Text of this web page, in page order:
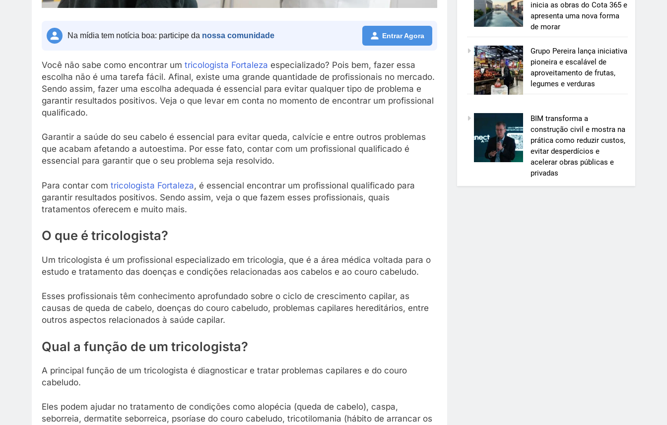
Na mídia tem notícia boa: participe da nossa comunidade Entrar Agora
Você não sabe como encontrar um tricologista Fortaleza especializado? Pois bem, fazer essa
escolha não é uma tarefa fácil. Afinal, existe uma grande quantidade de profissionais no mercado.
Sendo assim, fazer uma escolha adequada é essencial para evitar qualquer tipo de problema e
garantir resultados positivos. Veja o que levar em conta no momento de encontrar um profissional
qualificado.
Garantir a saúde do seu cabelo é essencial para evitar queda, calvície e entre outros problemas
que acabam afetando a autoestima. Por esse fato, contar com um profissional qualificado é
essencial para garantir que o seu problema seja resolvido.
Para contar com tricologista Fortaleza, é essencial encontrar um profissional qualificado para
garantir resultados positivos. Sendo assim, veja o que fazem esses profissionais, quais
tratamentos oferecem e muito mais.
O que é tricologista?
Um tricologista é um profissional especializado em tricologia, que é a área médica voltada para o
estudo e tratamento das doenças e condições relacionadas aos cabelos e ao couro cabeludo.
Esses profissionais têm conhecimento aprofundado sobre o ciclo de crescimento capilar, as
causas de queda de cabelo, doenças do couro cabeludo, problemas capilares hereditários, entre
outros aspectos relacionados à saúde capilar.
Qual a função de um tricologista?
A principal função de um tricologista é diagnosticar e tratar problemas capilares e do couro
cabeludo.
Eles podem ajudar no tratamento de condições como alopécia (queda de cabelo), caspa,
seborreia, dermatite seborreica, psoríase do couro cabeludo, tricotilomania (hábito de arrancar os
inicia as obras do Cota 365 e
apresenta uma nova forma
de morar
Grupo Pereira lança iniciativa
pioneira e escalável de
aproveitamento de frutas,
legumes e verduras
BIM transforma a
construção civil e mostra na
prática como reduzir custos,
evitar desperdícios e
acelerar obras públicas e
privadas